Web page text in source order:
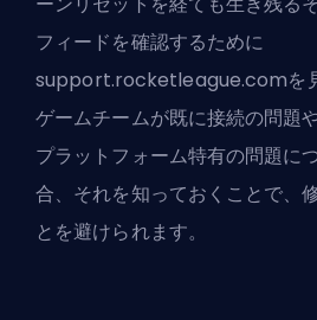
フィードを確認するために
support.rocketleague.comを見
ゲームチームが既に接続の問題
プラットフォーム特有の問題に
合、それを知っておくことで、
とを避けられます。